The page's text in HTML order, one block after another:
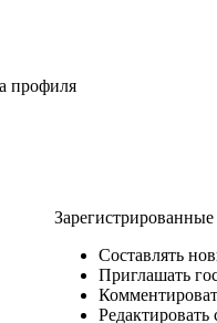
профиля
Составлять
Приглашать
Редактировать